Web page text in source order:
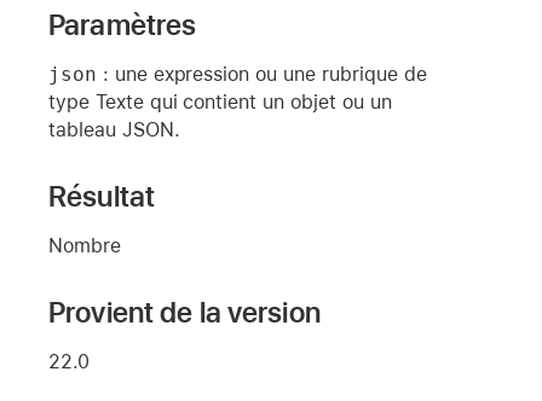
Paramètres
json : une expression ou une rubrique de
type Texte qui contient un objet ou un
tableau JSON.
Résultat
Nombre
Provient de la version
22.0